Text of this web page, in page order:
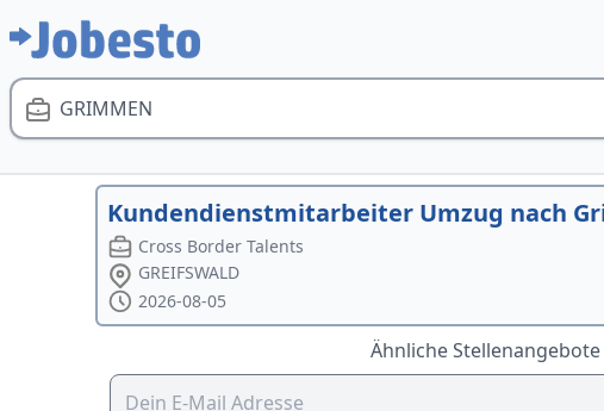
GRIMMEN
Kundendienstmitarbeiter Umzug nach
Cross Border Talents
GREIFSWALD
2026-08-05
Ähnliche